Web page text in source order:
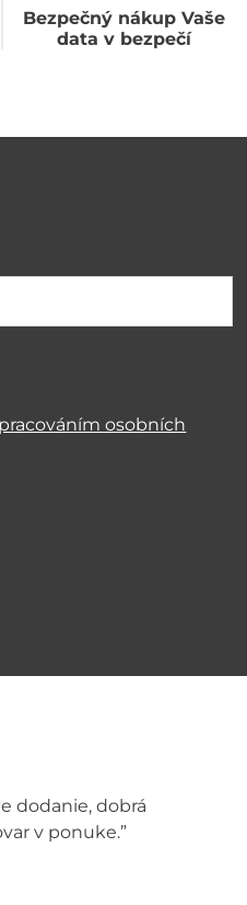
Bezpečný nákup Vaše
data v bezpečí
osobních
dodanie, dobrá
v ponuke.”